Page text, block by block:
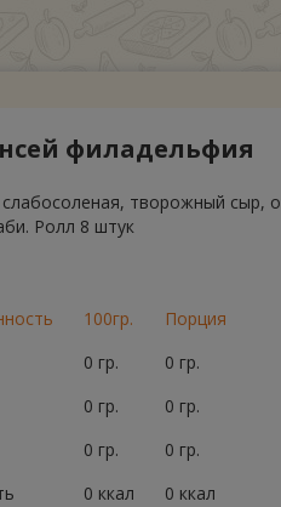
филадельфия
творожный сыр,
Ролл 8 штук
100гр.
Порция
0 гр.
0 гр.
0 гр.
0 гр.
0 гр.
0 гр.
0 ккал 0 ккал